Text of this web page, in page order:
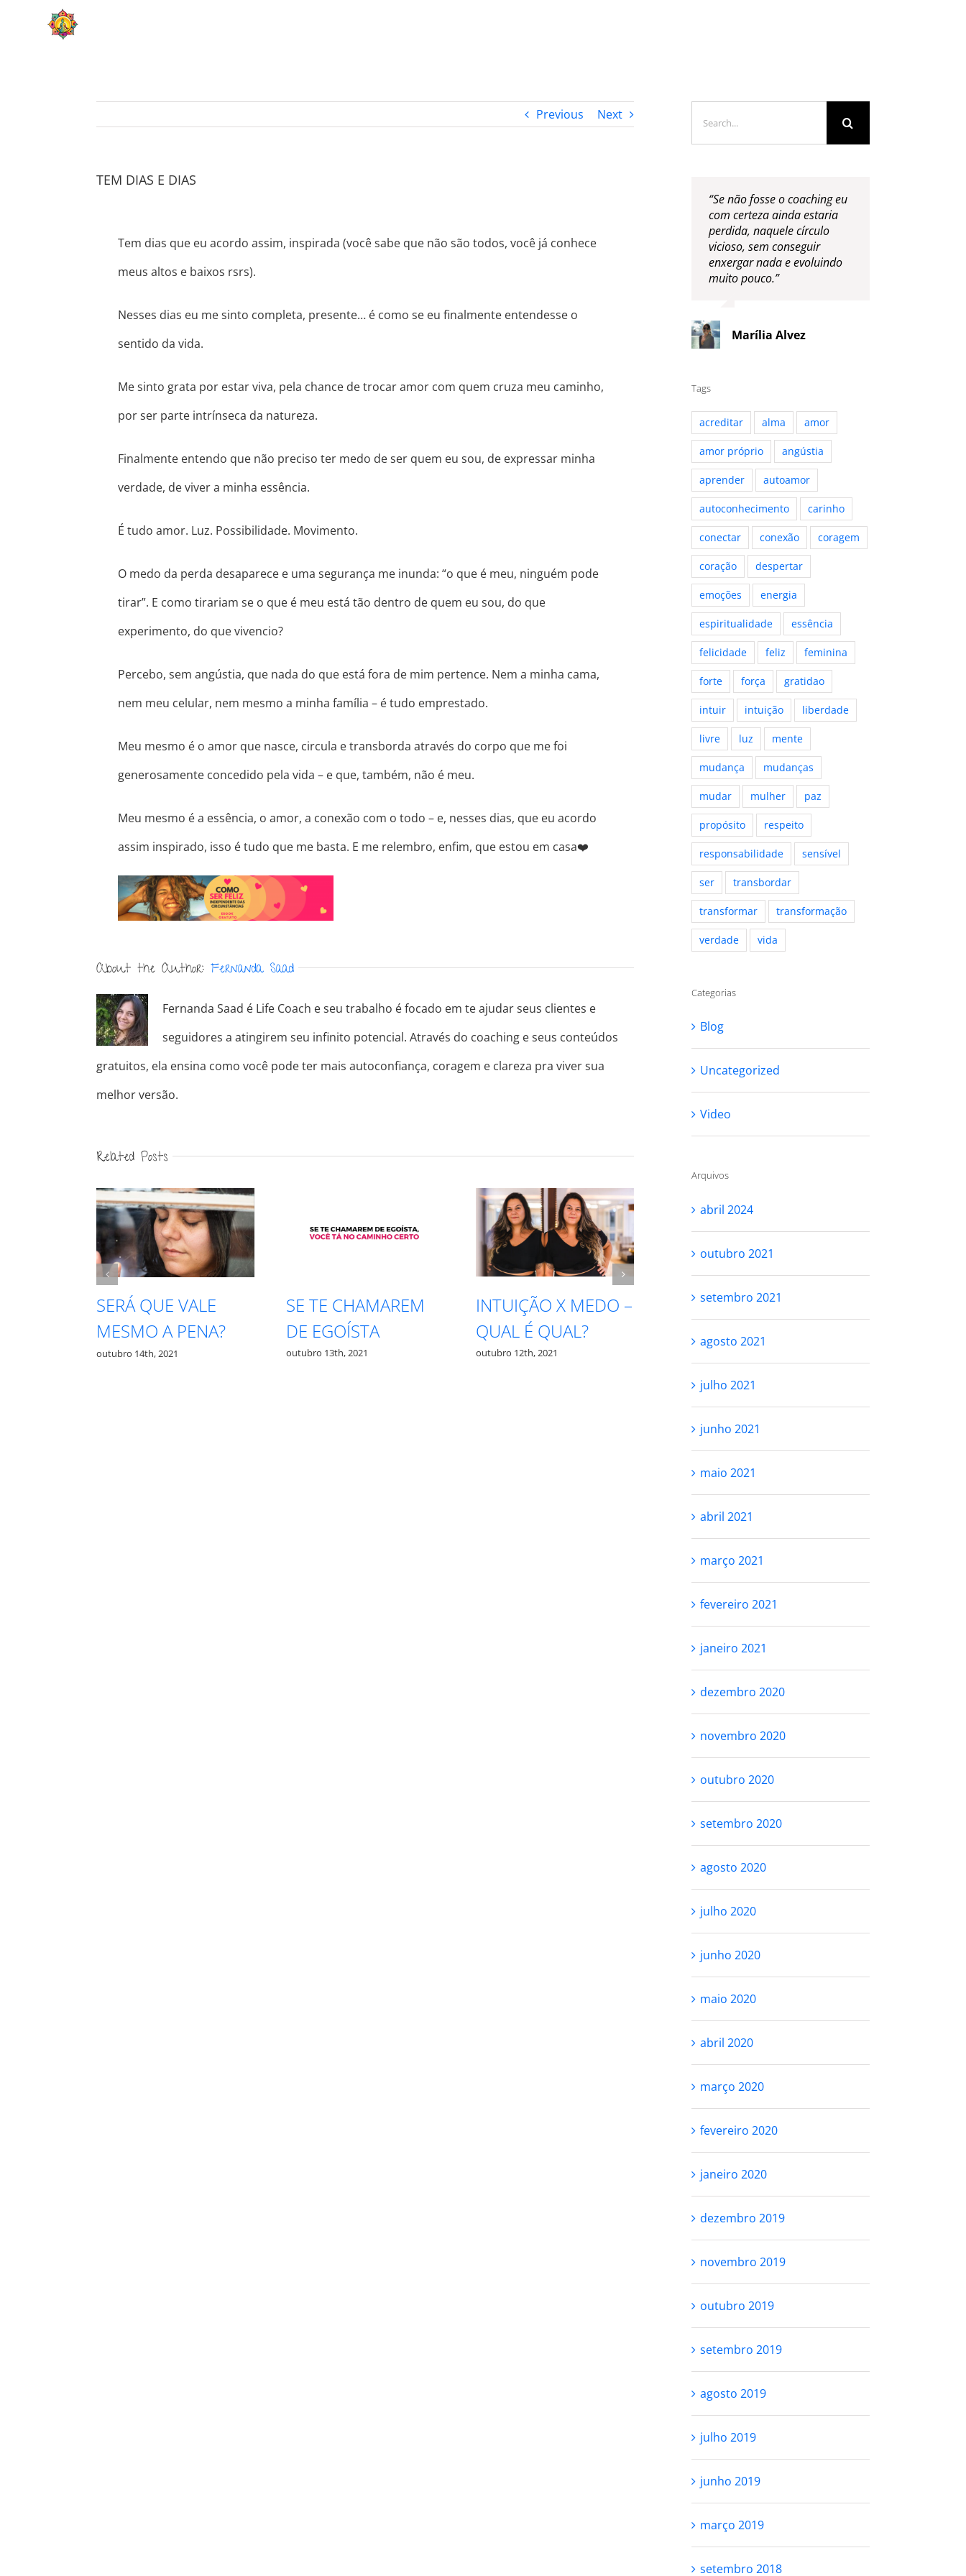
Previous Next
TEM DIAS E DIAS
Tem dias que eu acordo assim, inspirada (você sabe que não são todos, você já conhece
meus altos e baixos rsrs).
Nesses dias eu me sinto completa, presente… é como se eu finalmente entendesse o
sentido da vida.
Me sinto grata por estar viva, pela chance de trocar amor com quem cruza meu caminho,
por ser parte intrínseca da natureza.
Finalmente entendo que não preciso ter medo de ser quem eu sou, de expressar minha
verdade, de viver a minha essência.
É tudo amor. Luz. Possibilidade. Movimento.
O medo da perda desaparece e uma segurança me inunda: “o que é meu, ninguém pode
tirar”. E como tirariam se o que é meu está tão dentro de quem eu sou, do que
experimento, do que vivencio?
Percebo, sem angústia, que nada do que está fora de mim pertence. Nem a minha cama,
nem meu celular, nem mesmo a minha família – é tudo emprestado.
Meu mesmo é o amor que nasce, circula e transborda através do corpo que me foi
generosamente concedido pela vida – e que, também, não é meu.
Meu mesmo é a essência, o amor, a conexão com o todo – e, nesses dias, que eu acordo
assim inspirado, isso é tudo que me basta. E me relembro, enfim, que estou em casa❤️
About the Author:Fernanda Saad
Fernanda Saad é Life Coach e seu trabalho é focado em te ajudar seus clientes e
seguidores a atingirem seu infinito potencial. Através do coaching e seus conteúdos
gratuitos, ela ensina como você pode ter mais autoconfiança, coragem e clareza pra viver sua
melhor versão.
Related Posts
SERÁ QUE VALE
MESMO A PENA?
outubro 14th, 2021
SE TE CHAMAREM
DE EGOÍSTA
outubro 13th, 2021
INTUIÇÃO X MEDO –
QUAL É QUAL?
outubro 12th, 2021
RESPEITE SEU
PROCESSO
outubro 27th, 2021
SE AMAR
for:
“Se não fosse o coaching eu
com certeza ainda estaria
perdida, naquele círculo
vicioso, sem conseguir
enxergar nada e evoluindo
muito pouco.”
Marília Alvez
Tags
acreditar alma amor
amor próprio angústia
aprender autoamor
autoconhecimento carinho
conectar conexão coragem
coração despertar
emoções energia
espiritualidade essência
felicidade feliz feminina
forte força gratidao
intuir intuição liberdade
livre luz mente
mudança mudanças
mudar mulher paz
propósito respeito
responsabilidade sensível
ser transbordar
transformar transformação
verdade vida
Categorias
Blog
Uncategorized
Video
Arquivos
abril 2024
outubro 2021
setembro 2021
agosto 2021
julho 2021
junho 2021
maio 2021
abril 2021
março 2021
fevereiro 2021
janeiro 2021
dezembro 2020
novembro 2020
outubro 2020
setembro 2020
agosto 2020
julho 2020
junho 2020
maio 2020
abril 2020
março 2020
fevereiro 2020
janeiro 2020
dezembro 2019
novembro 2019
outubro 2019
setembro 2019
agosto 2019
julho 2019
junho 2019
março 2019
setembro 2018